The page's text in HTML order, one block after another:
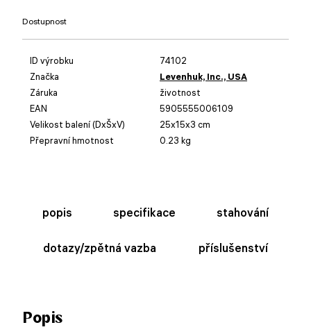
Dostupnost
ID výrobku
74102
Značka
Levenhuk, Inc., USA
Záruka
životnost
EAN
5905555006109
Velikost balení (DxŠxV)
25x15x3 cm
Přepravní hmotnost
0.23 kg
popis specifikace stahování
dotazy/zpětná vazba příslušenství
Popis